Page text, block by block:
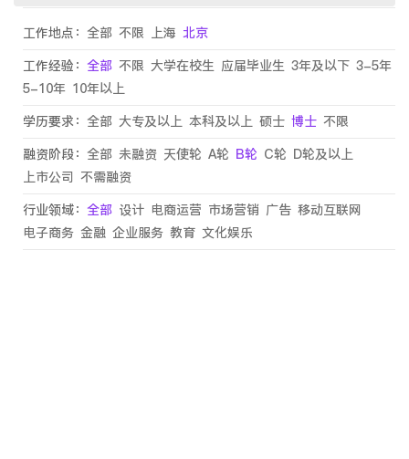
工作地点： 全部 不限 上海 北京
工作经验： 全部 不限 大学在校生 应届毕业生 3年及以下 3-5年
5-10年 10年以上
学历要求： 全部 大专及以上 本科及以上 硕士 博士 不限
融资阶段： 全部 未融资 天使轮 A轮 B轮 C轮 D轮及以上
上市公司 不需融资
行业领域： 全部 设计 电商运营 市场营销 广告 移动互联网
电子商务 金融 企业服务 教育 文化娱乐